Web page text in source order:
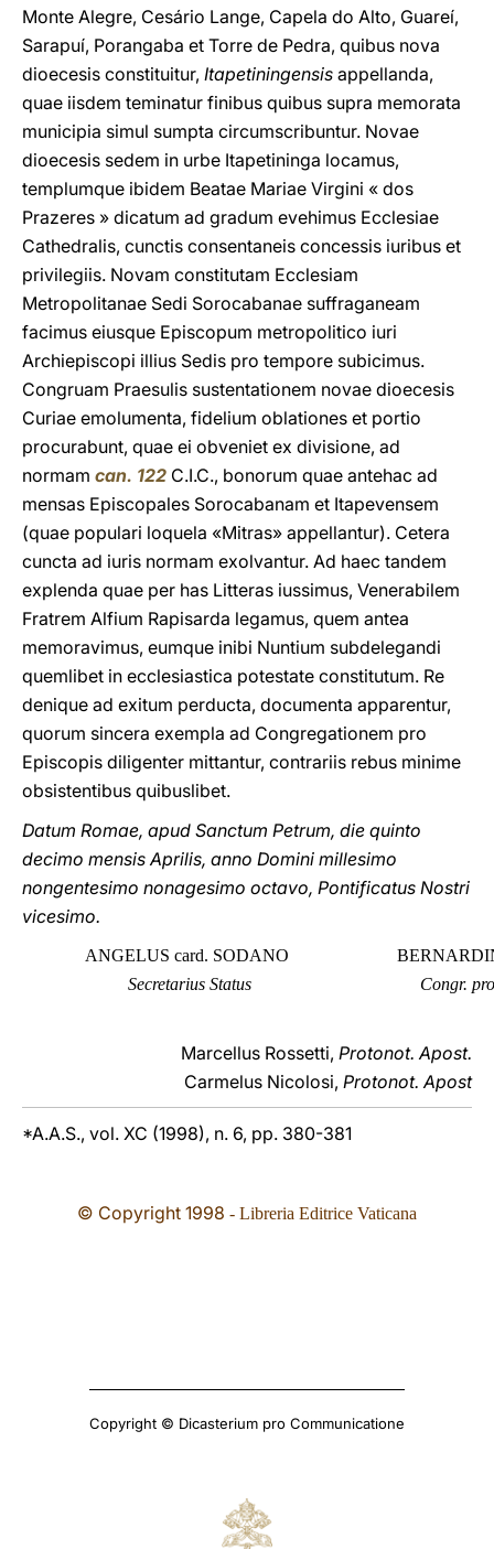
Monte Alegre, Cesário Lange, Capela do Alto, Guareí,
Sarapuí, Porangaba et Torre de Pedra, quibus nova
dioecesis constituitur, Itapetiningensis appellanda,
quae iisdem teminatur finibus quibus supra memorata
municipia simul sumpta circumscribuntur. Novae
dioecesis sedem in urbe Itapetininga locamus,
templumque ibidem Beatae Mariae Virgini « dos
Prazeres » dicatum ad gradum evehimus Ecclesiae
Cathedralis, cunctis consentaneis concessis iuribus et
privilegiis. Novam constitutam Ecclesiam
Metropolitanae Sedi Sorocabanae suffraganeam
facimus eiusque Episcopum metropolitico iuri
Archiepiscopi illius Sedis pro tempore subicimus.
Congruam Praesulis sustentationem novae dioecesis
Curiae emolumenta, fidelium oblationes et portio
procurabunt, quae ei obveniet ex divisione, ad
normam can. 122 C.I.C., bonorum quae antehac ad
mensas Episcopales Sorocabanam et Itapevensem
(quae populari loquela «Mitras» appellantur). Cetera
cuncta ad iuris normam exolvantur. Ad haec tandem
explenda quae per has Litteras iussimus, Venerabilem
Fratrem Alfium Rapisarda legamus, quem antea
memoravimus, eumque inibi Nuntium subdelegandi
quemlibet in ecclesiastica potestate constitutum. Re
denique ad exitum perducta, documenta apparentur,
quorum sincera exempla ad Congregationem pro
Episcopis diligenter mittantur, contrariis rebus minime
obsistentibus quibuslibet.
Datum Romae, apud Sanctum Petrum, die quinto
decimo mensis Aprilis, anno Domini millesimo
nongentesimo nonagesimo octavo, Pontificatus Nostri
vicesimo.
ANGELUS card. SODANO
Secretarius Status
Congr.
Marcellus Rossetti, Protonot. Apost.
Carmelus Nicolosi, Protonot. Apost
*A.A.S., vol. XC (1998), n. 6, pp. 380-381
© Copyright 1998 - Libreria Editrice Vaticana
Copyright © Dicasterium pro Communicatione